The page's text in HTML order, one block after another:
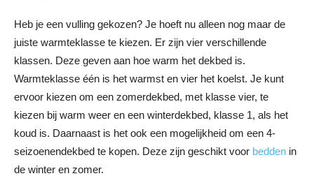
Heb je een vulling gekozen? Je hoeft nu alleen nog maar de
juiste warmteklasse te kiezen. Er zijn vier verschillende
klassen. Deze geven aan hoe warm het dekbed is.
Warmteklasse één is het warmst en vier het koelst. Je kunt
ervoor kiezen om een zomerdekbed, met klasse vier, te
kiezen bij warm weer en een winterdekbed, klasse 1, als het
koud is. Daarnaast is het ook een mogelijkheid om een 4-
seizoenendekbed te kopen. Deze zijn geschikt voor bedden in
de winter en zomer.